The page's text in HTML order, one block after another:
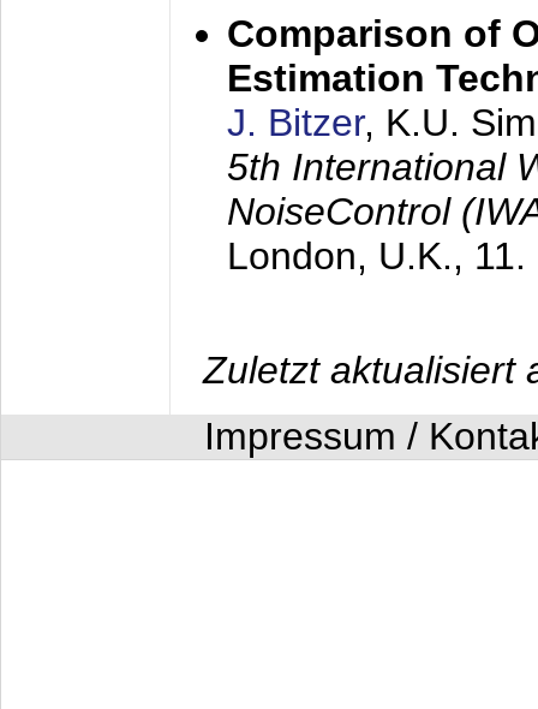
Comparison of
Estimation
J. Bitzer, K.U.
5th International
NoiseControl
London, U.K.,
Zuletzt aktualisiert
Impressum /